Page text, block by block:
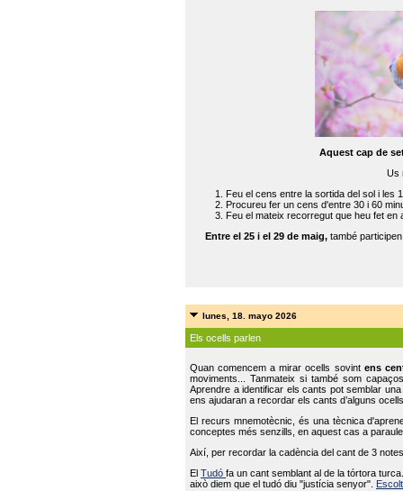
Aquest cap de
Us
Feu el cens entre la sortida del sol i les
Procureu fer un cens d'entre 30 i 60
Feu el mateix recorregut que heu fet en
Entre el 25 i el 29 de maig, també
lunes, 18. mayo 2026
Els ocells parlen
Quan comencem a mirar ocells sovint ens
moviments... Tanmateix si també som
Aprendre a identificar els cants pot semblar
ens ajudaran a recordar els cants d’alguns
El recurs mnemotècnic, és una tècnica
conceptes més senzills, en aquest cas a
Així, per recordar la cadència del cant de 3
ElTudófa un cant semblant al de la tórtora
això diem que el tudó diu "justícia senyor".